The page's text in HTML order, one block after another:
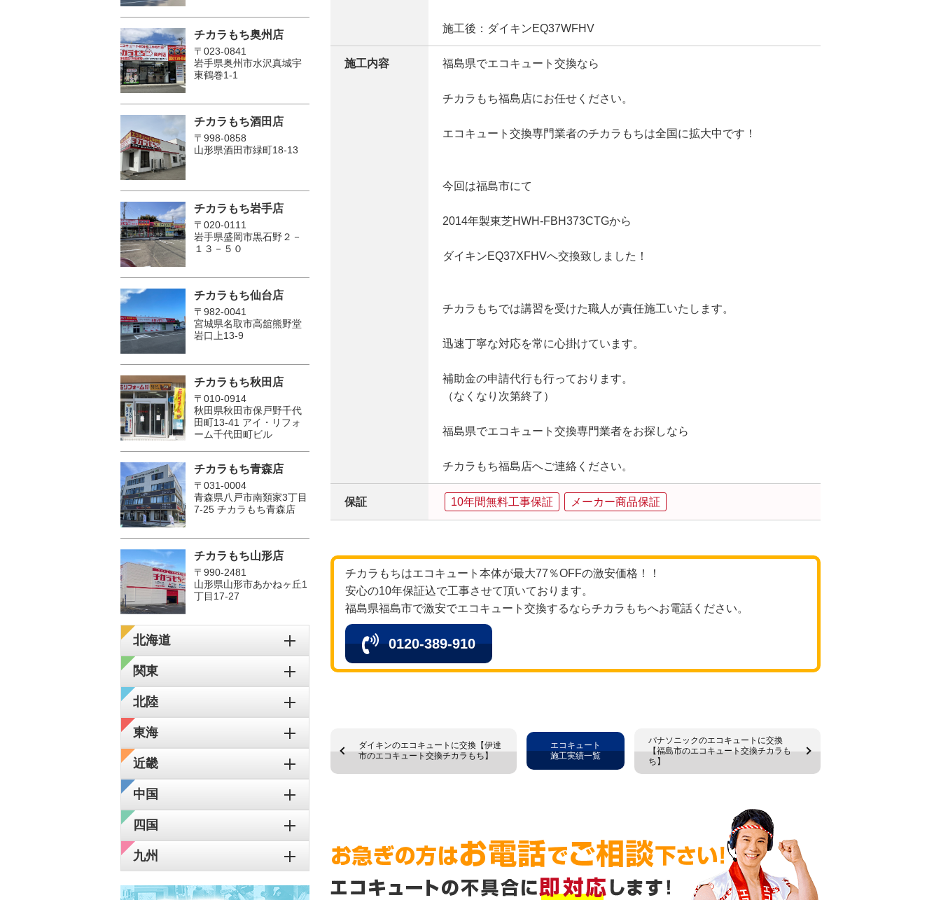
施工後：ダイキンEQ37WFHV
施工内容 福島県でエコキュート交換なら
チカラもち福島店にお任せください。
エコキュート交換専門業者のチカラもちは全国に拡大中です！
今回は福島市にて
2014年製東芝HWH-FBH373CTGから
ダイキンEQ37XFHVへ交換致しました！
チカラもちでは講習を受けた職人が責任施工いたします。
迅速丁寧な対応を常に心掛けています。
補助金の申請代行も行っております。
（なくなり次第終了）
福島県でエコキュート交換専門業者をお探しなら
チカラもち福島店へご連絡ください。
保証 10年間無料工事保証 メーカー商品保証
チカラもちはエコキュート本体が最大77％OFFの激安価格！！
安心の10年保証込で工事させて頂いております。
福島県福島市で激安でエコキュート交換するならチカラもちへお電話ください。
0120-389-910
ダイキンのエコキュートに交換【伊達
市のエコキュート交換チカラもち】
パナソニックのエコキュートに交換
【福島市のエコキュート交換チカラも
ち】
エコキュート
施工実績一覧
チカラもち奥州店
〒023-0841
岩手県奥州市水沢真城宇
東鶴巻1‐1
チカラもち酒田店
〒998-0858
山形県酒田市緑町18-13
チカラもち岩手店
〒020-0111
岩手県盛岡市黒石野２－
１３－５０
チカラもち仙台店
〒982-0041
宮城県名取市高舘熊野堂
岩口上13‐9
チカラもち秋田店
〒010-0914
秋田県秋田市保戸野千代
田町13-41 アイ・リフォ
ーム千代田町ビル
チカラもち青森店
〒031-0004
青森県八戸市南類家3丁目
7-25 チカラもち青森店
チカラもち山形店
〒990-2481
山形県山形市あかねヶ丘1
丁目17-27
北海道
関東
北陸
東海
近畿
中国
四国
九州